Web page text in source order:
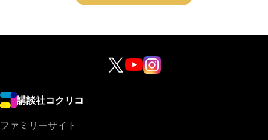
講談社コクリコ
ファミリーサイト